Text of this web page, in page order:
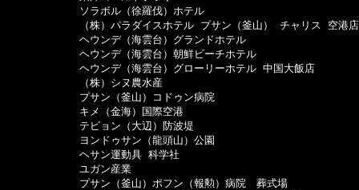
ソラボル（徐羅伐）ホテル
（株）パラダイスホテル プサン（釜山） チャリス 空港店
ヘウンデ（海雲台）グランドホテル
ヘウンデ（海雲台）朝鮮ビーチホテル
ヘウンデ（海雲台）グローリーホテル 中国大飯店
（株）シヌ農水産
プサン（釜山）コドゥン病院
キメ（金海）国際空港
テビョン（大辺）防波堤
ヨンドゥサン（龍頭山）公園
ヘサン運動具 科学社
ユガン産業
プサン（釜山）ポフン（報勲）病院　葬式場